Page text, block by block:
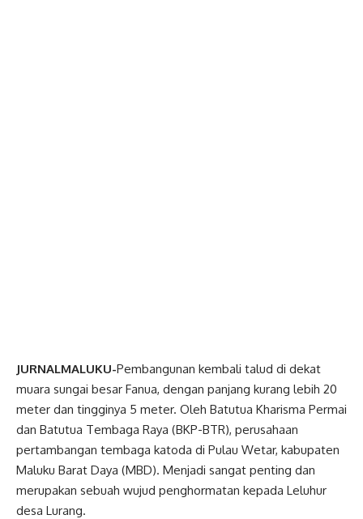
JURNALMALUKU-Pembangunan kembali talud di dekat
muara sungai besar Fanua, dengan panjang kurang lebih 20
meter dan tingginya 5 meter. Oleh Batutua Kharisma Permai
dan Batutua Tembaga Raya (BKP-BTR), perusahaan
pertambangan tembaga katoda di Pulau Wetar, kabupaten
Maluku Barat Daya (MBD). Menjadi sangat penting dan
merupakan sebuah wujud penghormatan kepada Leluhur
desa Lurang.